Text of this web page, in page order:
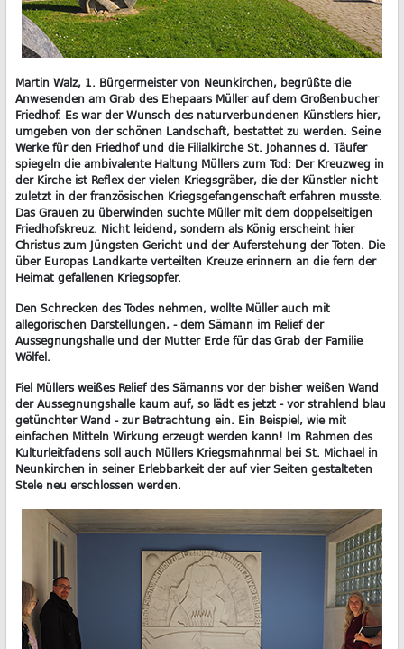
Martin Walz, 1. Bürgermeister von Neunkirchen, begrüßte die
Anwesenden am Grab des Ehepaars Müller auf dem Großenbucher
Friedhof. Es war der Wunsch des naturverbundenen Künstlers hier,
umgeben von der schönen Landschaft, bestattet zu werden. Seine
Werke für den Friedhof und die Filialkirche St. Johannes d. Täufer
spiegeln die ambivalente Haltung Müllers zum Tod: Der Kreuzweg in
der Kirche ist Reflex der vielen Kriegsgräber, die der Künstler nicht
zuletzt in der französischen Kriegsgefangenschaft erfahren musste.
Das Grauen zu überwinden suchte Müller mit dem doppelseitigen
Friedhofskreuz. Nicht leidend, sondern als König erscheint hier
Christus zum Jüngsten Gericht und der Auferstehung der Toten. Die
über Europas Landkarte verteilten Kreuze erinnern an die fern der
Heimat gefallenen Kriegsopfer.
Den Schrecken des Todes nehmen, wollte Müller auch mit
allegorischen Darstellungen, - dem Sämann im Relief der
Aussegnungshalle und der Mutter Erde für das Grab der Familie
Wölfel.
Fiel Müllers weißes Relief des Sämanns vor der bisher weißen Wand
der Aussegnungshalle kaum auf, so lädt es jetzt - vor strahlend blau
getünchter Wand - zur Betrachtung ein. Ein Beispiel, wie mit
einfachen Mitteln Wirkung erzeugt werden kann! Im Rahmen des
Kulturleitfadens soll auch Müllers Kriegsmahnmal bei St. Michael in
Neunkirchen in seiner Erlebbarkeit der auf vier Seiten gestalteten
Stele neu erschlossen werden.